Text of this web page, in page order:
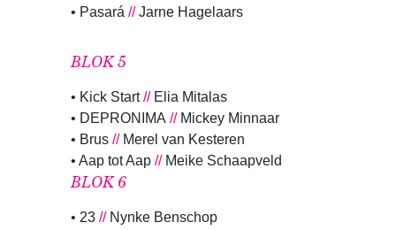
• Pasará //Jarne Hagelaars
BLOK 5
• Kick Start//Elia Mitalas
• DEPRONIMA //Mickey Minnaar
• Brus //Merel van Kesteren
• Aap tot Aap //Meike Schaapveld
BLOK 6
• 23 //Nynke Benschop